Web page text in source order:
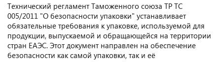
Технический регламент Таможенного союза ТР ТС
005/2011 "О безопасности упаковки" устанавливает
обязательные требования к упаковке, используемой для
продукции, выпускаемой и обращающейся на территории
стран ЕАЭС. Этот документ направлен на обеспечение
безопасности как самой упаковки, так и её